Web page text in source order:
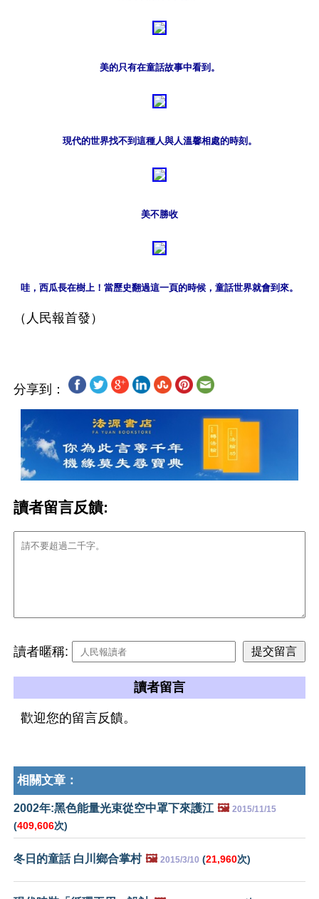
美的只有在童話故事中看到。
現代的世界找不到這種人與人溫馨相處的時刻。
美不勝收
哇，西瓜長在樹上！當歷史翻過這一頁的時候，童話世界就會到來。
分享到：
讀者留言反饋:
讀者暱稱:
讀者留言
歡迎您的留言反饋。
相關文章：
2002年:黑色能量光束從空中罩下來護江 🖼️ 2015/11/15
(409,606次)
冬日的童話 白川鄉合掌村 🖼️ 2015/3/10 (21,960次)